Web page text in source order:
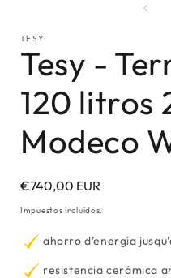
una
ventana
modal
TESY
Tesy -
120 litros
Modeco
Precio
habitual
€740,00 EUR
Impuestos incluidos.
ahorro d’energía
resistencia cerámica